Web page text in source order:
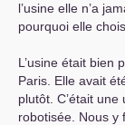
l’usine elle n’a
pourquoi elle
L’usine était bien
Paris. Elle avait
plutôt. C’était
robotisée. Nous y